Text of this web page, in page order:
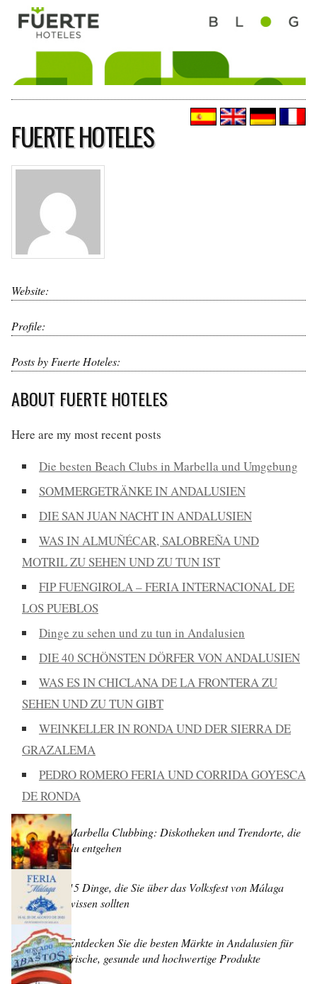
FUERTE HOTELES
Website:
Profile:
Posts by Fuerte Hoteles:
ABOUT FUERTE HOTELES
Here are my most recent posts
Die besten Beach Clubs in Marbella und Umgebung
SOMMERGETRÄNKE IN ANDALUSIEN
DIE SAN JUAN NACHT IN ANDALUSIEN
WAS IN ALMUÑÉCAR, SALOBREÑA UND
MOTRIL ZU SEHEN UND ZU TUN IST
FIP FUENGIROLA – FERIA INTERNACIONAL DE
LOS PUEBLOS
Dinge zu sehen und zu tun in Andalusien
DIE 40 SCHÖNSTEN DÖRFER VON ANDALUSIEN
WAS ES IN CHICLANA DE LA FRONTERA ZU
SEHEN UND ZU TUN GIBT
WEINKELLER IN RONDA UND DER SIERRA DE
GRAZALEMA
PEDRO ROMERO FERIA UND CORRIDA GOYESCA
DE RONDA
Marbella Clubbing: Diskotheken und Trendorte, die
du entgehen
15 Dinge, die Sie über das Volksfest von Málaga
wissen sollten
Entdecken Sie die besten Märkte in Andalusien für
frische, gesunde und hochwertige Produkte